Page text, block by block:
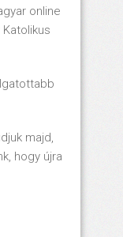
online
majd,
hogy újra